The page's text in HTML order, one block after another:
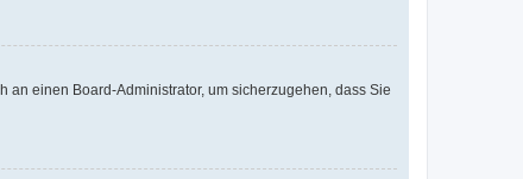
an einen Board-Administrator, um sicherzugehen, dass Sie